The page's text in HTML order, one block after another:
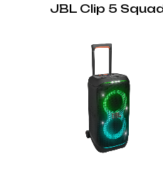
JBL Clip 5